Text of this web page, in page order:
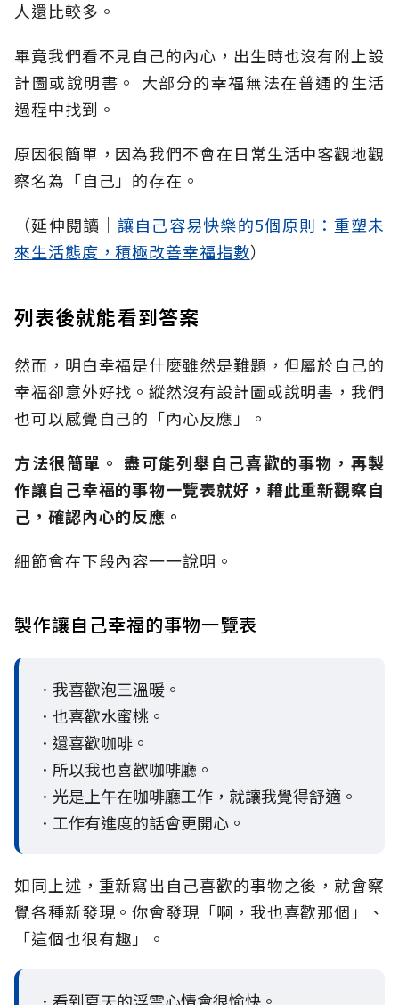
人還比較多。
畢竟我們看不見自己的內心，出生時也沒有附上設
計圖或說明書。 大部分的幸福無法在普通的生活
過程中找到。
原因很簡單，因為我們不會在日常生活中客觀地觀
察名為「自己」的存在。
（延伸閱讀│ 讓自己容易快樂的5個原則：重塑未
來生活態度，積極改善幸福指數）
列表後就能看到答案
然而，明白幸福是什麼雖然是難題，但屬於自己的
幸福卻意外好找。縱然沒有設計圖或說明書，我們
也可以感覺自己的「內心反應」。
方法很簡單。 盡可能列舉自己喜歡的事物，再製
作讓自己幸福的事物一覽表就好，藉此重新觀察自
己，確認內心的反應。
細節會在下段內容一一說明。
製作讓自己幸福的事物一覽表
．我喜歡泡三溫暖。
．也喜歡水蜜桃。
．還喜歡咖啡。
．所以我也喜歡咖啡廳。
．光是上午在咖啡廳工作，就讓我覺得舒適。
．工作有進度的話會更開心。
如同上述，重新寫出自己喜歡的事物之後，就會察
覺各種新發現。你會發現「啊，我也喜歡那個」、
「這個也很有趣」。